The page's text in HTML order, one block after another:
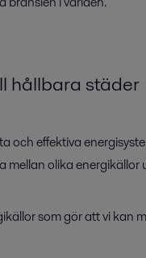
hållbara städer
och effektiva
mellan olika energikällor
som gör att vi kan